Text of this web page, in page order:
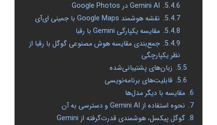
5.4.6. Gemini AI در Google Photos
5.4.7. نقشه هوشمند Google Maps با جمینی ای‌آی
5.4.8. مقایسه یکپارگی Gemini با رقبا
5.4.9. جمع‌بندی مقایسه هوش مصنوعی گوگل با رقبا از
نظر یکپارچگی
5.5. زبان‌های پشتیبانی‌شده
5.6. قابلیت‌های برنامه‌نویسی
6. مقایسه با دیگر مدل‌ها
7. نحوه استفاده از Gemini AI و دسترسی به آن
8. گوگل پیکسل، هوشمندی قدرت‌گرفته از Gemini